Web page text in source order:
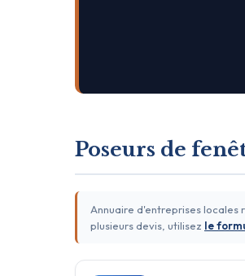
Poseurs de
Annuaire d'entreprises
plusieurs devis, utilisez le